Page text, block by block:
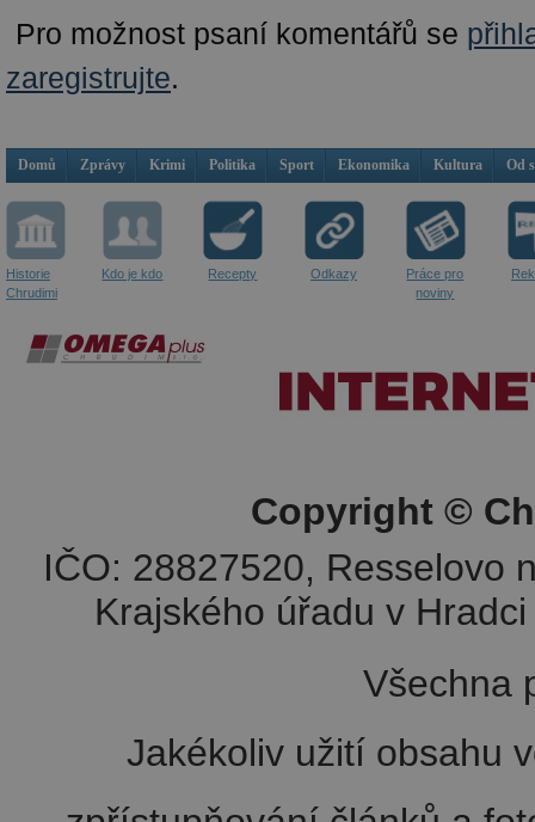
Pro možnost psaní komentářů se
zaregistrujte.
Domů Zprávy Krimi Politika Sport Ekonomika Kultura Od
Historie
Chrudimi
Kdo je kdo Recepty Odkazy
Práce pro
noviny
Copyright ©
IČO: 28827520, Resselovo
Krajského úřadu v
Všechna
Jakékoliv užití obsahu